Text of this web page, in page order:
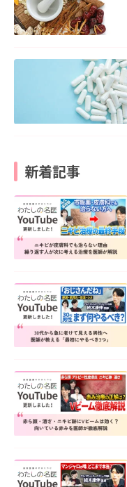
新着記事